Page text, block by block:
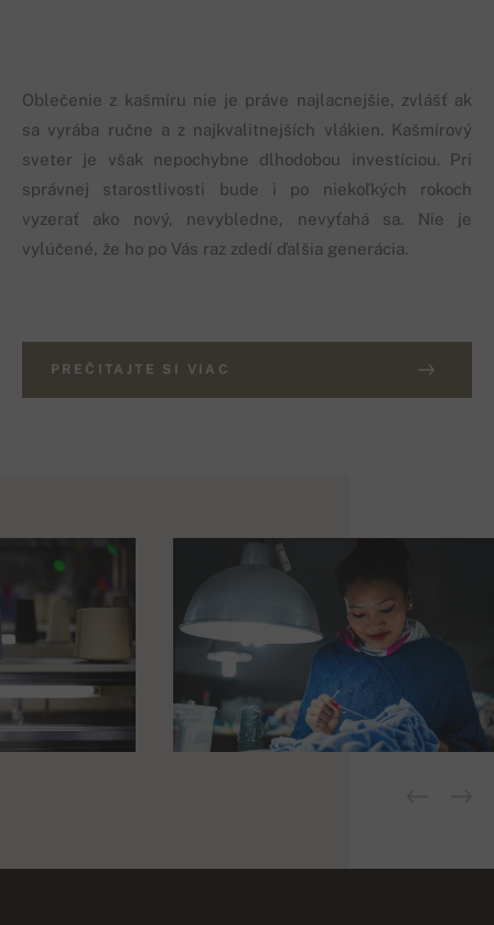
Oblečenie z kašmíru nie je práve najlacnejšie, zvlášť ak
sa vyrába ručne a z najkvalitnejších vlákien. Kašmírový
sveter je však nepochybne dlhodobou investíciou. Pri
správnej starostlivosti bude i po niekoľkých rokoch
vyzerať ako nový, nevybledne, nevyťahá sa. Nie je
vylúčené, že ho po Vás raz zdedí ďalšia generácia.
PREČITAJTE SI VIAC